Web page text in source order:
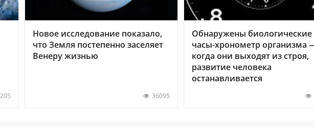
Новое исследование показало,
что Земля постепенно заселяет
Венеру жизнью
36095
Обнаружены биологические
часы-хронометр организма
когда они выходят из строя,
развитие человека
останавливается